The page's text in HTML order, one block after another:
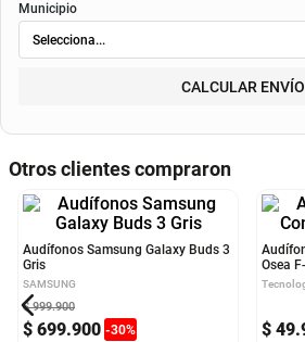
Municipio
CALCULAR ENVÍO
Otros clientes compraron